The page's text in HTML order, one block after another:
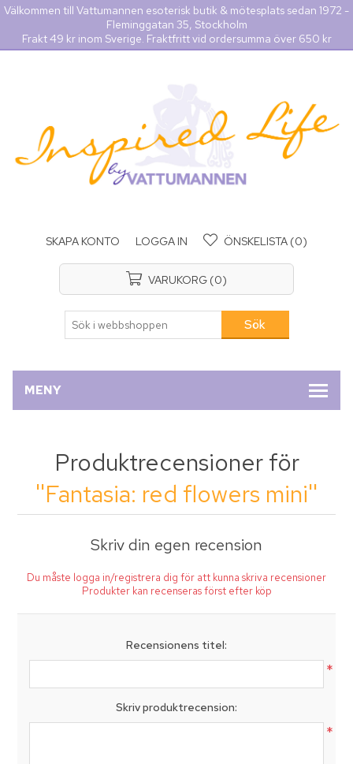
Välkommen till Vattumannen esoterisk butik & mötesplats sedan 1972 -
Fleminggatan 35, Stockholm
Frakt 49 kr inom Sverige. Fraktfritt vid ordersumma över 650 kr
SKAPA KONTO LOGGA IN ÖNSKELISTA (0)
VARUKORG (0)
MENY
Produktrecensioner för
Fantasia: red flowers mini
Skriv din egen recension
Du måste logga in/registrera dig för att kunna skriva recensioner
Produkter kan recenseras först efter köp
Recensionens titel:
*
Skriv produktrecension:
*